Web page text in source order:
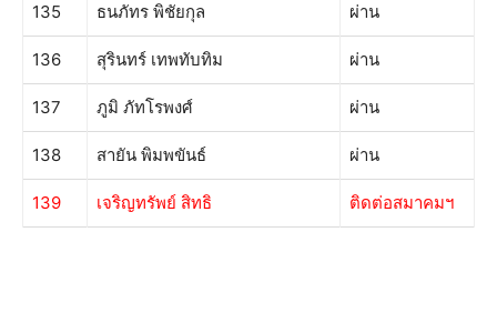
135 ธนภัทร พิชัยกุล ผ่าน
136 สุรินทร์ เทพทับทิม ผ่าน
137 ภูมิ ภัทโรพงศ์ ผ่าน
138 สายัน พิมพขันธ์ ผ่าน
139 เจริญทรัพย์ สิทธิ ติดต่อสมาคมฯ